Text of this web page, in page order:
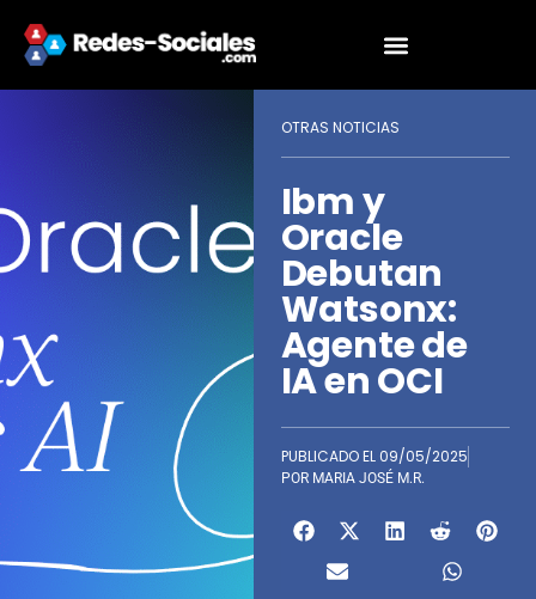
OTRAS NOTICIAS
Ibm y
Oracle
Debutan
Watsonx:
Agente de
IA en OCI
PUBLICADO EL 09/05/2025
POR MARIA JOSÉ M.R.